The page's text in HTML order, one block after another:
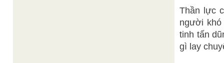
Thần lực
người
tinh tấn
gì lay